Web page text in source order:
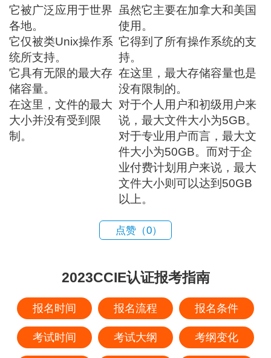
它被广泛应用于世界
各地。
虽然它主要在加拿大和美国
使用。
它仅被类Unix操作系
统所支持。
它得到了所有操作系统的支
持。
它具有无限的最大存
储容量。
在这里，最大存储容量也是
没有限制的。
在这里，文件的最大
大小并没有受到限
制。
对于个人用户和初级用户来
说，最大文件大小为5GB。
对于专业用户而言，最大文
件大小为50GB。而对于企
业付费计划用户来说，最大
文件大小则可以达到50GB
以上。
点赞（0）
2023CCIE认证报考指南
报名时间 报名流程 报名条件
考试时间 考试大纲 考纲变化